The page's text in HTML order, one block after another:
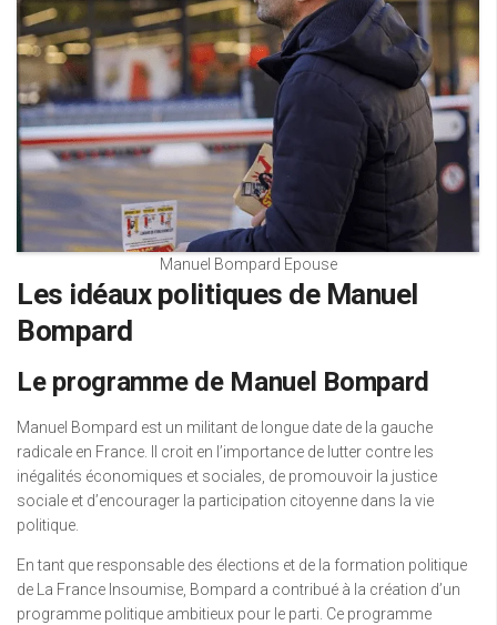
Manuel Bompard Epouse
Les idéaux politiques de Manuel
Bompard
Le programme de Manuel Bompard
Manuel Bompard est un militant de longue date de la gauche
radicale en France. Il croit en l’importance de lutter contre les
inégalités économiques et sociales, de promouvoir la justice
sociale et d’encourager la participation citoyenne dans la vie
politique.
En tant que responsable des élections et de la formation politique
de La France Insoumise, Bompard a contribué à la création d’un
programme politique ambitieux pour le parti. Ce programme